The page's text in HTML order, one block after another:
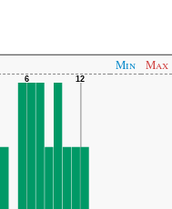
Min
Max